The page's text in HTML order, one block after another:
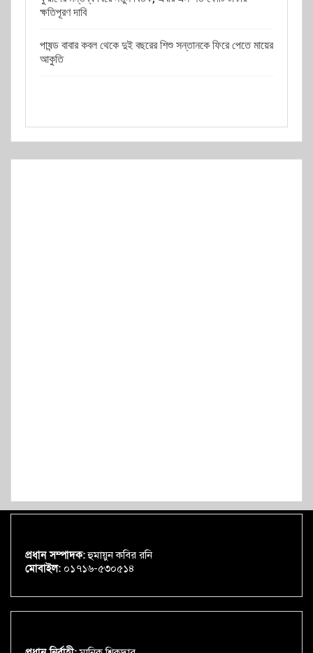
ক্ষতিপূরণ দাবি
পাষন্ড বাবার কবল থেকে দুই বছরের শিশু সন্তানকে ফিরে পেতে মায়ের
আকুতি
প্রধান সম্পাদক:হুমায়ুন কবির রনি
মোবাইল: ০১৭১৬-৫৩০৫১৪